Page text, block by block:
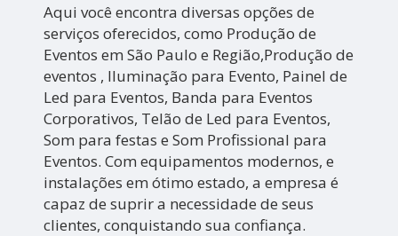
Aqui você encontra diversas opções de
serviços oferecidos, como Produção de
Eventos em São Paulo e Região,Produção de
eventos , Iluminação para Evento, Painel de
Led para Eventos, Banda para Eventos
Corporativos, Telão de Led para Eventos,
Som para festas e Som Profissional para
Eventos. Com equipamentos modernos, e
instalações em ótimo estado, a empresa é
capaz de suprir a necessidade de seus
clientes, conquistando sua confiança.